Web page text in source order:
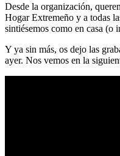
Desde la organización,
Hogar Extremeño y a todas
sintiésemos como en casa (o
Y ya sin más, os dejo las
ayer. Nos vemos en la